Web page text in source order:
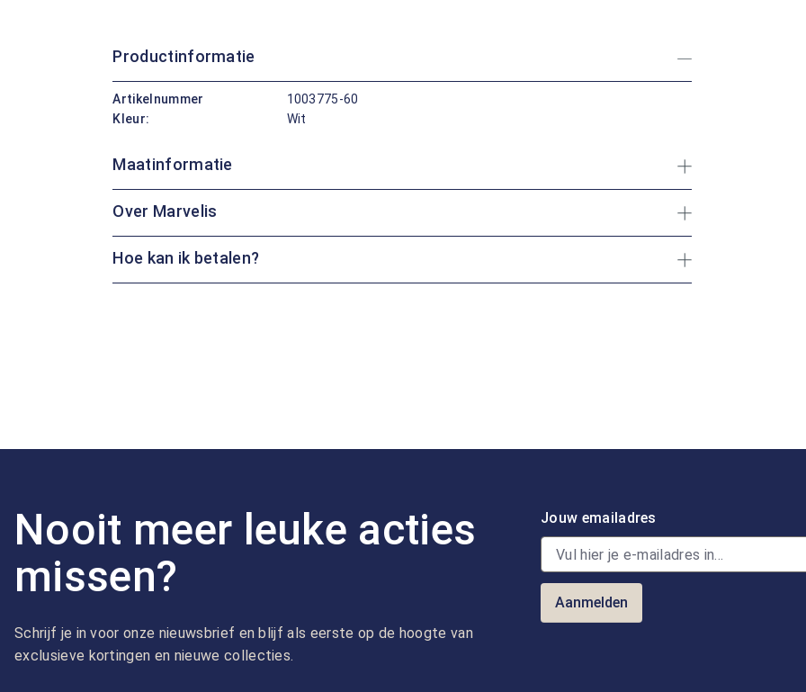
Productinformatie
Artikelnummer
1003775-60
Kleur:
Wit
Maatinformatie
Over Marvelis
Hoe kan ik betalen?
Nooit meer leuke acties
missen?
Schrijf je in voor onze nieuwsbrief en blijf als eerste op de hoogte van
exclusieve kortingen en nieuwe collecties.
Jouw emailadres
Aanmelden